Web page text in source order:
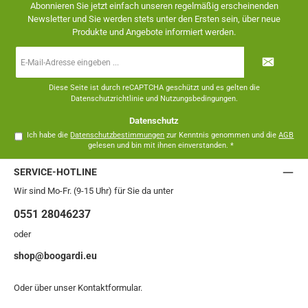
Abonnieren Sie jetzt einfach unseren regelmäßig erscheinenden
Newsletter und Sie werden stets unter den Ersten sein, über neue
Produkte und Angebote informiert werden.
Mail-
Diese Seite ist durch reCAPTCHA geschützt und es gelten die
Datenschutzrichtlinieund Nutzungsbedingungen.
Datenschutz
Ich habe die Datenschutzbestimmungen zur Kenntnis genommen und dieAGB
gelesen und bin mit ihnen einverstanden. *
SERVICE-HOTLINE
Wir sind Mo-Fr. (9-15 Uhr) für Sie da unter
0551 28046237
oder
shop@boogardi.eu
Oder über unser Kontaktformular.